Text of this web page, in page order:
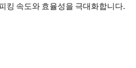
킹 속도와 효율성을 극대화합니다.